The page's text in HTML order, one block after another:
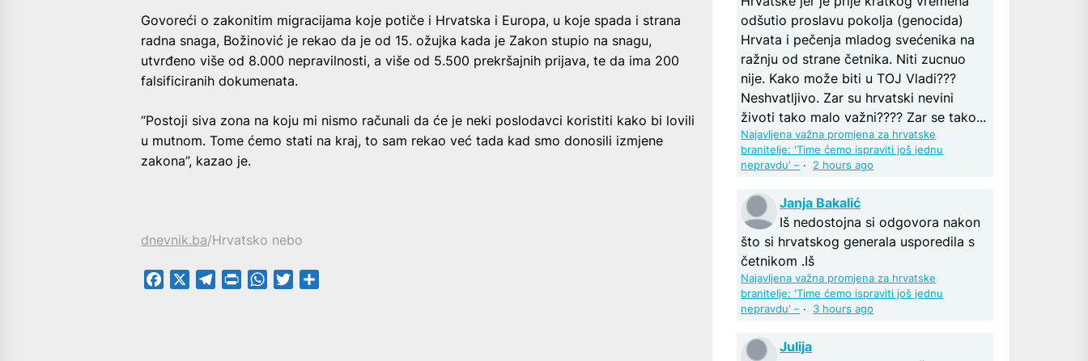
Govoreći o zakonitim migracijama koje potiče i Hrvatska i Europa, u koje spada i strana
radna snaga, Božinović je rekao da je od 15. ožujka kada je Zakon stupio na snagu,
utvrđeno više od 8.000 nepravilnosti, a više od 5.500 prekršajnih prijava, te da ima 200
falsificiranih dokumenata.
“Postoji siva zona na koju mi nismo računali da će je neki poslodavci koristiti kako bi lovili
u mutnom. Tome ćemo stati na kraj, to sam rekao već tada kad smo donosili izmjene
zakona”, kazao je.
dnevnik.ba/Hrvatsko nebo
FacebookTelegramPrintFriendly
WhatsApp
Twitter
odšutio proslavu pokolja (genocida)
Hrvata i pečenja mladog svećenika na
ražnju od strane četnika. Niti zucnuo
nije. Kako može biti u TOJ Vladi???
Neshvatljivo. Zar su hrvatski nevini
životi tako malo važni???? Zar se tako...
Najavljena važna promjena za hrvatske
branitelje: 'Time ćemo ispraviti još jednu
nepravdu' – · 2 hours ago
Janja Bakalić
Iš nedostojna si odgovora nakon
što si hrvatskog generala usporedila s
četnikom .Iš
Najavljena važna promjena za hrvatske
branitelje: 'Time ćemo ispraviti još jednu
nepravdu' – · 3 hours ago
Julija